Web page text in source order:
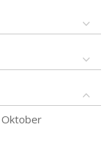
Oktober